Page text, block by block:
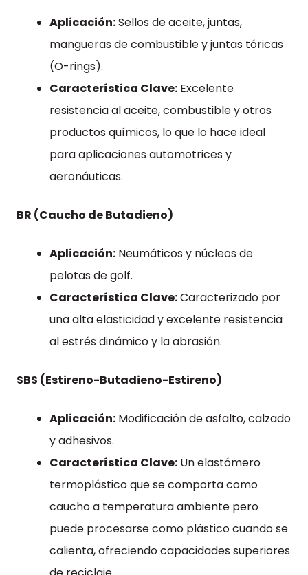
Aplicación:Sellos de aceite, juntas,
mangueras de combustible y juntas tóricas
(O-rings).
Característica Clave: Excelente
resistencia al aceite, combustible y otros
productos químicos, lo que lo hace ideal
para aplicaciones automotrices y
aeronáuticas.
BR (Caucho de Butadieno)
Aplicación: Neumáticos y núcleos de
pelotas de golf.
Característica Clave:Caracterizado por
una alta elasticidad y excelente resistencia
al estrés dinámico y la abrasión.
SBS (Estireno-Butadieno-Estireno)
Aplicación: Modificación de asfalto, calzado
y adhesivos.
Característica Clave: Un elastómero
termoplástico que se comporta como
caucho a temperatura ambiente pero
puede procesarse como plástico cuando se
calienta, ofreciendo capacidades superiores